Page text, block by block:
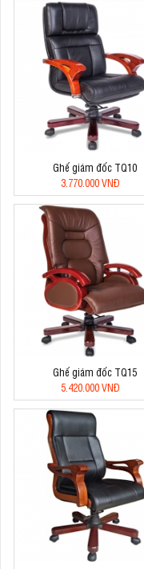
Ghế giám đốc TQ10
3.770.000 VNĐ
Ghế giám đốc TQ15
5.420.000 VNĐ